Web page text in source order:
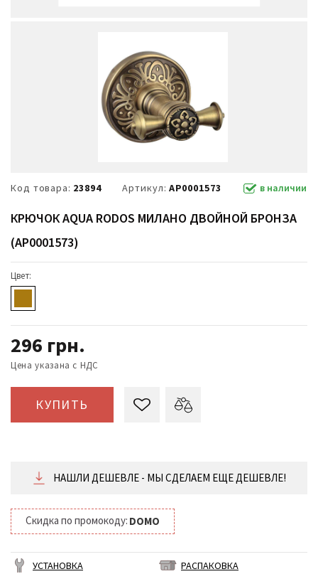
Код товара: 23894 Артикул: АР0001573 в наличии
КРЮЧОК AQUA RODOS МИЛАНО ДВОЙНОЙ БРОНЗА
(АР0001573)
Цвет:
296 грн.
Цена указана с НДС
КУПИТЬ
НАШЛИ ДЕШЕВЛЕ - МЫ СДЕЛАЕМ ЕЩЕ ДЕШЕВЛЕ!
Скидка по промокоду: DOMO
УСТАНОВКА
РАСПАКОВКА